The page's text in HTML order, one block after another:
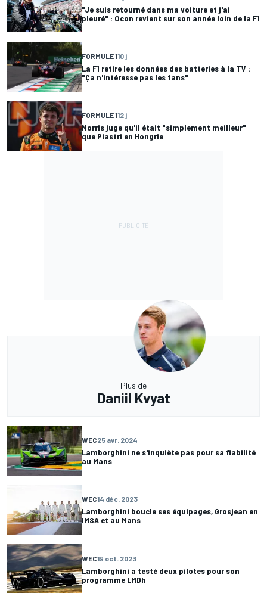
"Je suis retourné dans ma voiture et j'ai
pleuré" : Ocon revient sur son année loin de la F1
FORMULE 110 j
La F1 retire les données des batteries à la TV :
"Ça n'intéresse pas les fans"
FORMULE 112 j
Norris juge qu'il était "simplement meilleur"
que Piastri en Hongrie
Plus de
Daniil Kvyat
WEC25 avr. 2024
Lamborghini ne s'inquiète pas pour sa fiabilité
au Mans
WEC14 déc. 2023
Lamborghini boucle ses équipages, Grosjean en
IMSA et au Mans
WEC19 oct. 2023
Lamborghini a testé deux pilotes pour son
programme LMDh